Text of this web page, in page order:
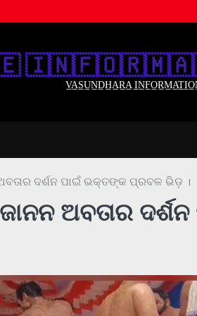
V̲A̲S̲U̲N̲D̲H̲A̲R̲A̲
ଦର୍ଶନ ପାଇଁ ଭକ୍ତଙ୍କ ପ୍ରବଳ ଭିଡ଼ ।
ଅବତାର